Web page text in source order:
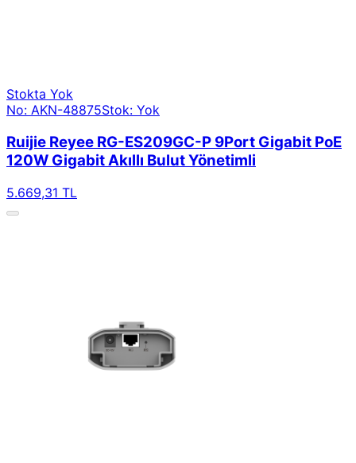
Stokta Yok
No: AKN-48875Stok: Yok
Ruijie Reyee RG-ES209GC-P 9Port Gigabit PoE
120W Gigabit Akıllı Bulut Yönetimli
5.669,31 TL